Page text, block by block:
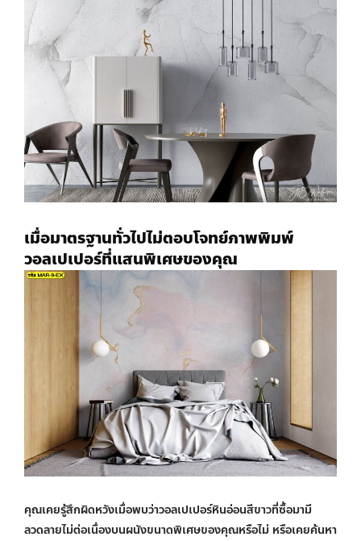
เมื่อมาตรฐานทั่วไปไม่ตอบโจทย์ภาพพิมพ์
วอลเปเปอร์ที่แสนพิเศษของคุณ
คุณเคยรู้สึกผิดหวังเมื่อพบว่าวอลเปเปอร์หินอ่อนสีขาวที่ซื้อมามี
ลวดลายไม่ต่อเนื่องบนผนังขนาดพิเศษของคุณหรือไม่ หรือเคยค้นหา